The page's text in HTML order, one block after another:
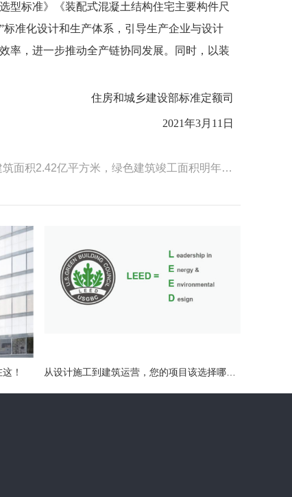
标准》《装配式混凝土结构住宅主要构件尺
准化设计和生产体系，引导生产企业与设计
率，进一步推动全产链协同发展。同时，以装
标准定额司
月11日
下一篇：湖北：“十三五”期间节能建筑面积2.42亿平方米，绿色建筑竣工面积明年要达70%以上
！